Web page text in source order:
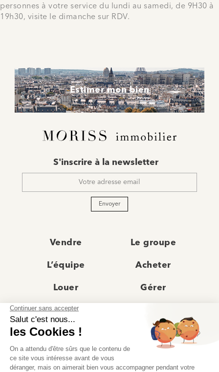
personnes à votre service du lundi au samedi, de 9H30 à
19h30, visite le dimanche sur RDV.
Estimer mon bien
mail
S'inscrire à la newsletter
Envoyer
Vendre Le groupe
L’équipe Acheter
Louer Gérer
Actualités
Recrutement Avis clients
Prestige